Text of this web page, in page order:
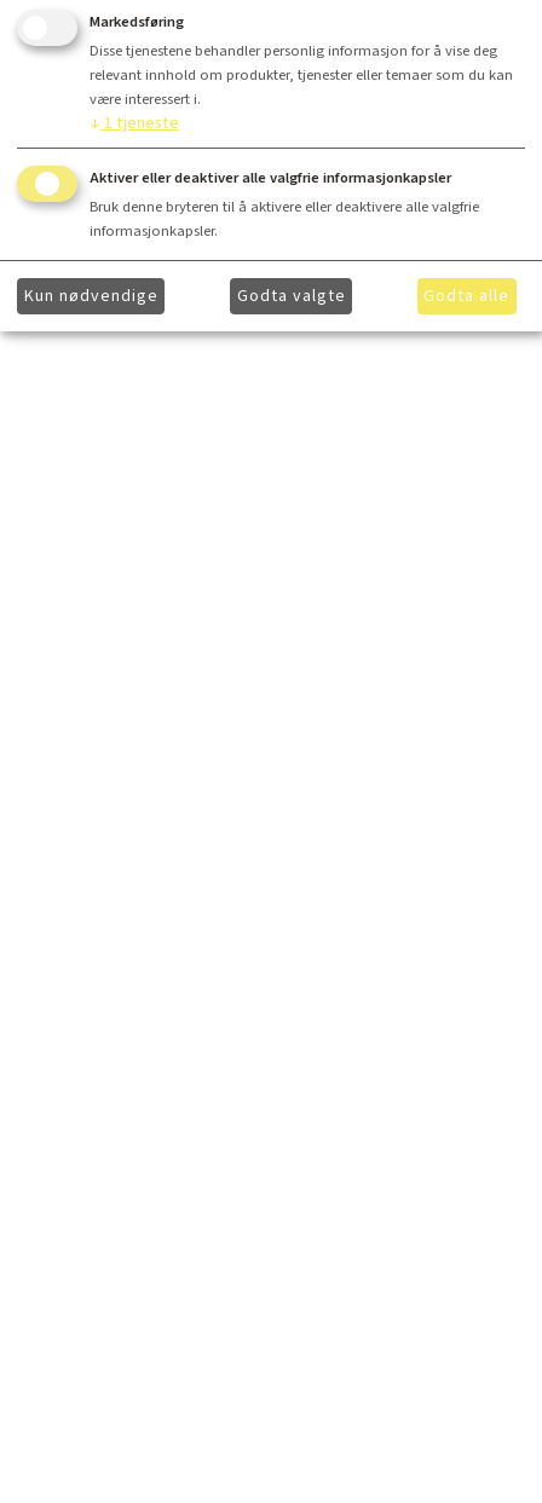
Finansiering
Utvidet produktbeskrivelse
finansiering? Ta kontakt medhei@lydkonsept.no
Markedsføring
Disse tjenestene behandler personlig informasjon for å vise deg
relevant innhold om produkter, tjenester eller temaer som du kan
være interessert i.
↓ 1tjeneste
Aktiver eller deaktiver alle valgfrie informasjonkapsler
Bruk denne bryteren til å aktivere eller deaktivere alle valgfrie
informasjonkapsler.
Kun nødvendige Godta valgte Godta alle